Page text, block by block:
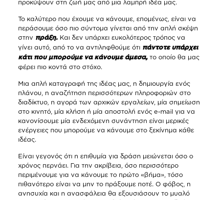
προκύψουν στη ζωή μας από μια λαμπρή ιδέα μας.
Το καλύτερο που έχουμε να κάνουμε, επομένως, είναι να
περάσουμε όσο πιο σύντομα γίνεται από την απλή σκέψη
στην πράξη.Και δεν υπάρχει ευκολότερος τρόπος να
γίνει αυτό, από το να αντιληφθούμε ότι πάντοτε υπάρχει
κάτι που μπορούμε να κάνουμε άμεσα,το οποίο θα μας
φέρει πιο κοντά στο στόχο.
Μια απλή καταγραφή της ιδέας μας, η δημιουργία ενός
πλάνου, η αναζήτηση περισσότερων πληροφοριών στο
διαδίκτυο, η αγορά των αρχικών εργαλείων, μία σημείωση
στο κινητό, μία κλήση ή μία αποστολή ενός e-mail για να
κανονίσουμε μία ενδεχόμενη συνάντηση είναι μερικές
ενέργειες που μπορούμε να κάνουμε στο ξεκίνημα κάθε
ιδέας.
Είναι γεγονός ότι η επιθυμία για δράση μειώνεται όσο ο
χρόνος περνάει. Για την ακρίβεια, όσο περισσότερο
περιμένουμε για να κάνουμε το πρώτο «βήμα», τόσο
πιθανότερο είναι να μην το πράξουμε ποτέ. Ο φόβος, η
ανησυχία και η ανασφάλεια θα εξουσιάσουν το μυαλό